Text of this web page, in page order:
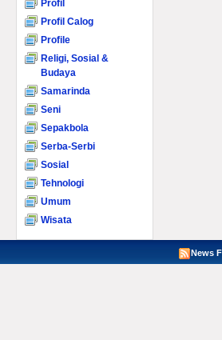
Profil
Profil Calog
Profile
Religi, Sosial &
Budaya
Samarinda
Seni
Sepakbola
Serba-Serbi
Sosial
Tehnologi
Umum
Wisata
News